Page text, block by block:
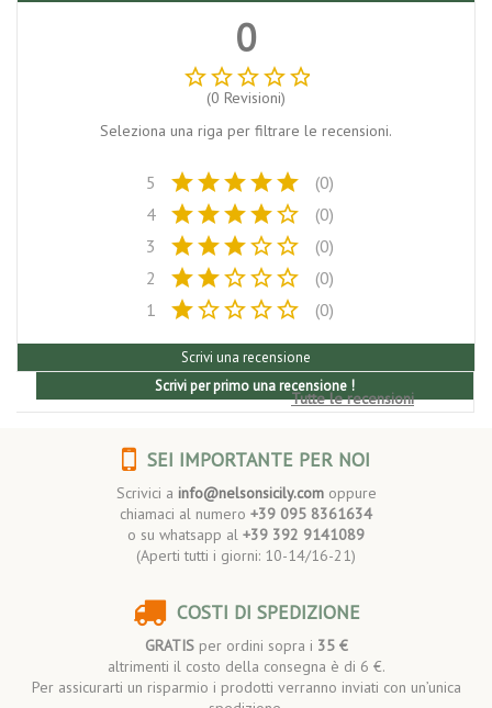
0
star_borderstar_borderstar_borderstar_borderstar_border
(0 Revisioni)
Seleziona una riga per filtrare le recensioni.
5 starstarstarstarstar
(0)
4
starstarstarstarstar_border
(0)
3
starstarstarstar_borderstar_border
(0)
2
starstarstar_borderstar_borderstar_border
(0)
1
starstar_borderstar_borderstar_borderstar_border (0)
Scrivi una recensione
Tutte le recensioni
Scrivi per primo una recensione !
SEI IMPORTANTE PER NOI
Scrivici a info@nelsonsicily.comoppure
chiamaci al numero +39 095 8361634
o su whatsapp al +39 392 9141089
(Aperti tutti i giorni: 10-14/16-21)
COSTI DI SPEDIZIONE
GRATISper ordini sopra i 35 €
altrimenti il costo della consegna è di 6 €.
Per assicurarti un risparmio i prodotti verranno inviati con un’unica